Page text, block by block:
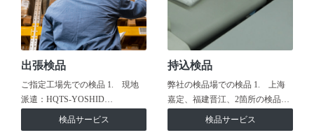
出張検品
ご指定工場先での検品 1. 現地
派遣：HQTS-YOSHID…
検品サービス
持込検品
弊社の検品場での検品 1. 上海
嘉定、福建晋江、2箇所の検品…
検品サービス